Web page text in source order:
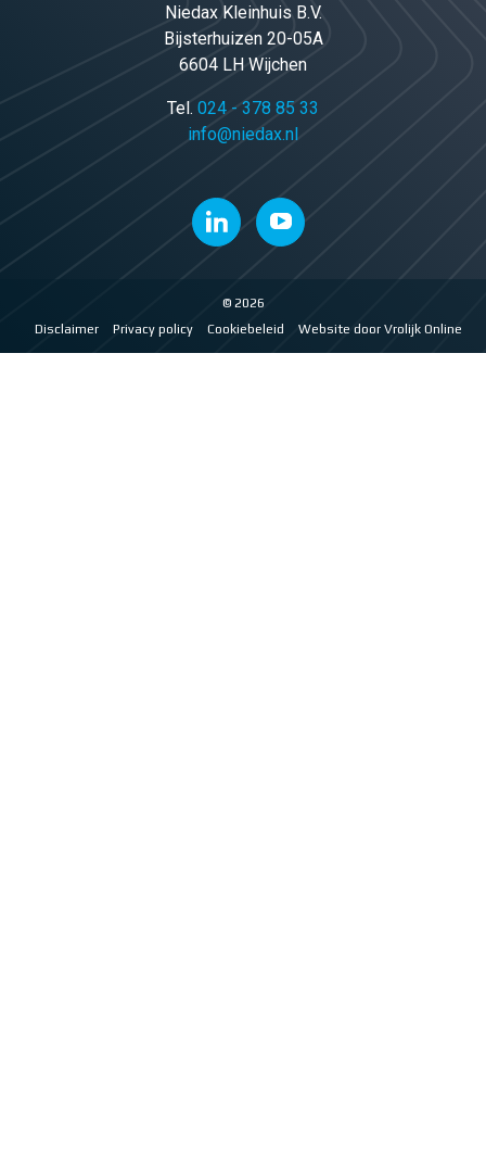
Niedax Kleinhuis B.V.
Bijsterhuizen 20-05A
6604 LH Wijchen
Tel. 024 - 378 85 33
info@niedax.nl
© 2026
Disclaimer
Privacy policy Cookiebeleid Website door Vrolijk Online